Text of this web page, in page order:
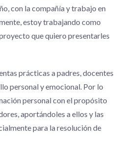
con la compañía y trabajo en
estoy trabajando como
que quiero presentarles
prácticas a padres, docentes
personal y emocional. Por lo
personal con el propósito
aportándoles a ellos y las
para la resolución de